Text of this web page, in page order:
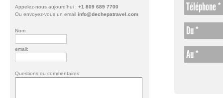
Appelez-nous aujourd'hui : +1 809 689 7700
Ou envoyez-vous un email info@dechepatravel.com
Nom:
email:
Questions ou commentaires
Téléphone *
Du *
Au *